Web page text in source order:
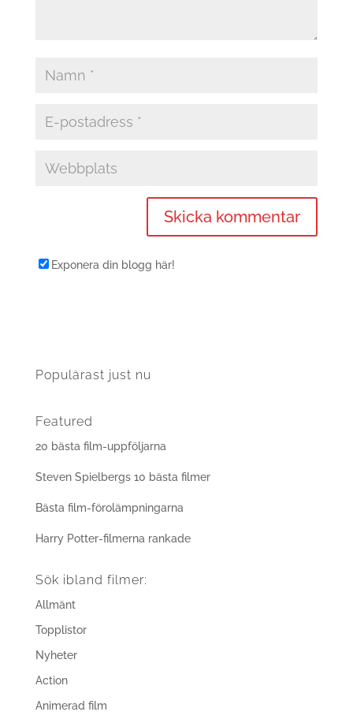
Exponera din blogg här!
Populärast just nu
Featured
20 bästa film-uppföljarna
Steven Spielbergs 10 bästa filmer
Bästa film-förolämpningarna
Harry Potter-filmerna rankade
Sök ibland filmer:
Allmänt
Topplistor
Nyheter
Action
Animerad film